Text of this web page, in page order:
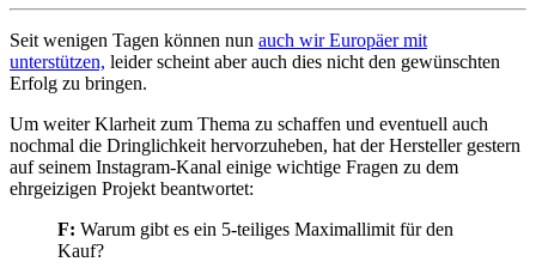
Seit wenigen Tagen können nun auch wir Europäer mit
unterstützen, leider scheint aber auch dies nicht den gewünschten
Erfolg zu bringen.
Um weiter Klarheit zum Thema zu schaffen und eventuell auch
nochmal die Dringlichkeit hervorzuheben, hat der Hersteller gestern
auf seinem Instagram-Kanal einige wichtige Fragen zu dem
ehrgeizigen Projekt beantwortet:
F: Warum gibt es ein 5-teiliges Maximallimit für den
Kauf?